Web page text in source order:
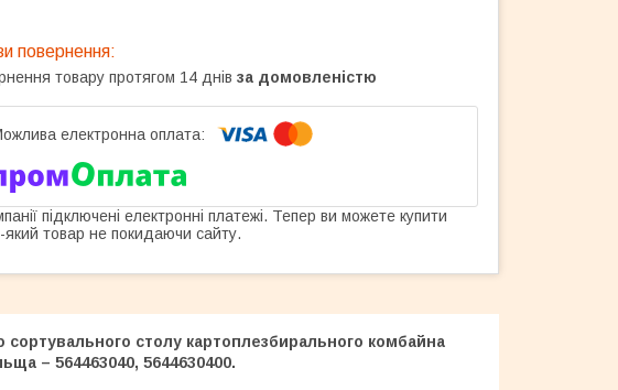
товару протягом 14 днів за домовленістю
підключені електронні платежі. Тепер ви можете купити
який товар не покидаючи сайту.
столу картоплезбирального комбайна
– 564463040, 5644630400.